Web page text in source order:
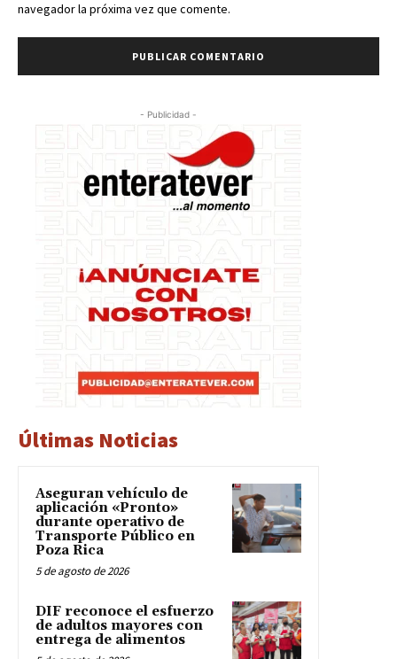
navegador la próxima vez que comente.
- Publicidad -
Últimas Noticias
Aseguran vehículo de
aplicación «Pronto»
durante operativo de
Transporte Público en
Poza Rica
5 de agosto de 2026
DIF reconoce el esfuerzo
de adultos mayores con
entrega de alimentos